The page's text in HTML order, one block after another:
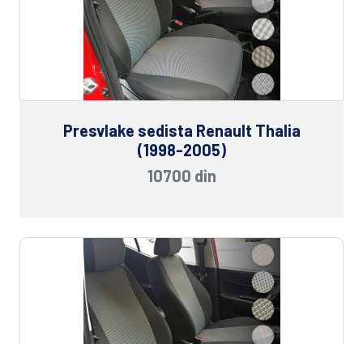
Presvlake sedista Renault Thalia
(1998-2005)
10700 din